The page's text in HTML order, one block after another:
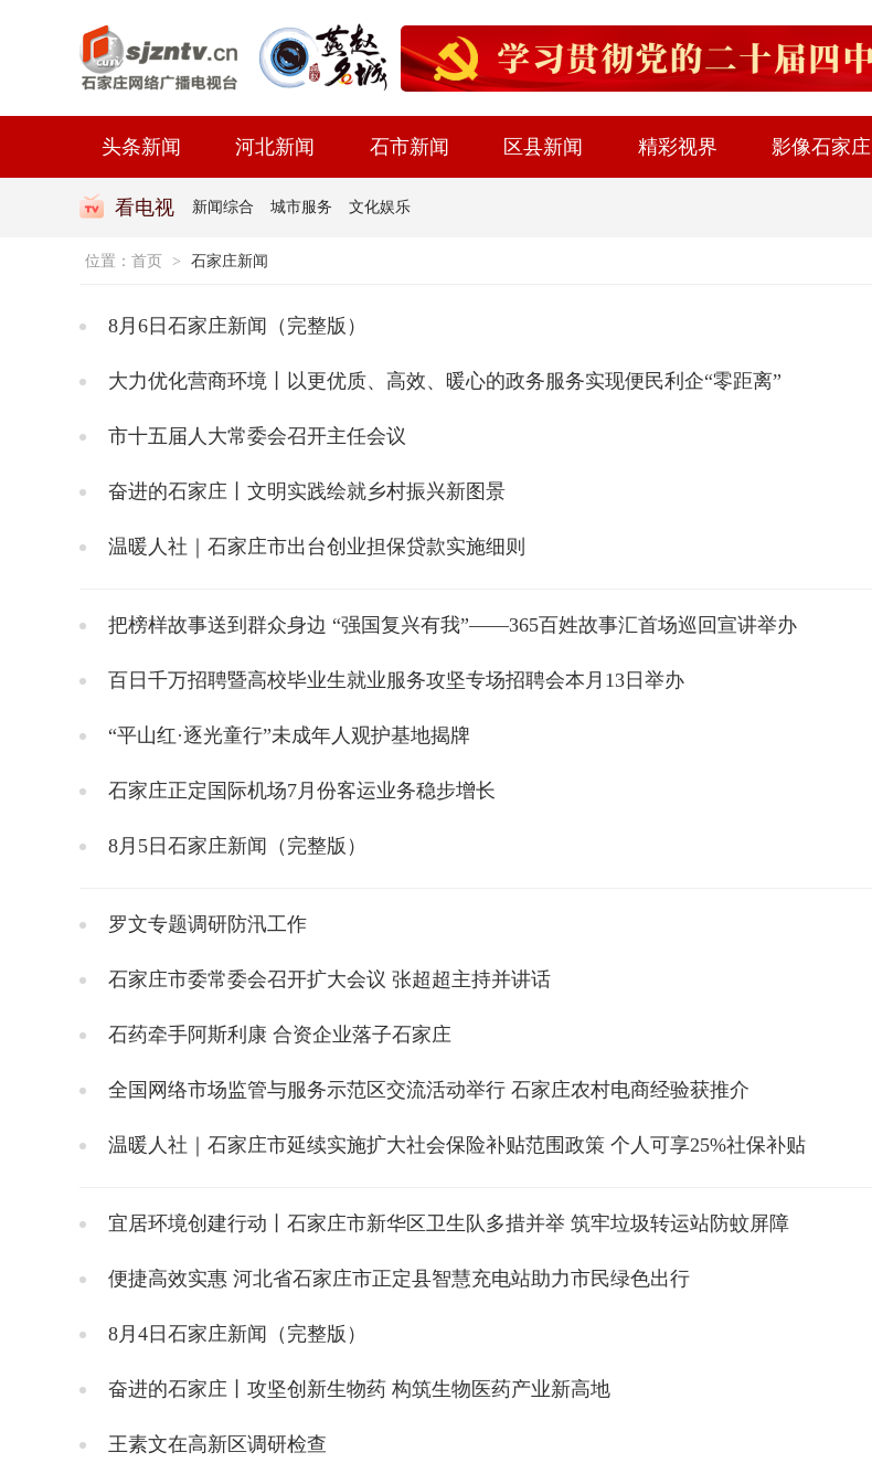
头条新闻 河北新闻 石市新闻 区县新闻 精彩视界 影像石家庄
看电视 新闻综合 城市服务 文化娱乐
位置： 首页 > 石家庄新闻
8月6日石家庄新闻（完整版）
大力优化营商环境丨以更优质、高效、暖心的政务服务实现便民利企“零距离”
市十五届人大常委会召开主任会议
奋进的石家庄丨文明实践绘就乡村振兴新图景
温暖人社｜石家庄市出台创业担保贷款实施细则
把榜样故事送到群众身边 “强国复兴有我”——365百姓故事汇首场巡回宣讲举办
百日千万招聘暨高校毕业生就业服务攻坚专场招聘会本月13日举办
“平山红·逐光童行”未成年人观护基地揭牌
石家庄正定国际机场7月份客运业务稳步增长
8月5日石家庄新闻（完整版）
罗文专题调研防汛工作
石家庄市委常委会召开扩大会议 张超超主持并讲话
石药牵手阿斯利康 合资企业落子石家庄
全国网络市场监管与服务示范区交流活动举行 石家庄农村电商经验获推介
温暖人社｜石家庄市延续实施扩大社会保险补贴范围政策 个人可享25%社保补贴
宜居环境创建行动丨石家庄市新华区卫生队多措并举 筑牢垃圾转运站防蚊屏障
便捷高效实惠 河北省石家庄市正定县智慧充电站助力市民绿色出行
8月4日石家庄新闻（完整版）
奋进的石家庄丨攻坚创新生物药 构筑生物医药产业新高地
王素文在高新区调研检查